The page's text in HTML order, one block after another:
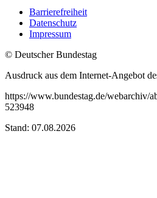
Barrierefreiheit
Datenschutz
Impressum
© Deutscher Bundestag
Ausdruck aus dem Internet-Angebot
https://www.bundestag.de/webarchiv/
523948
Stand: 07.08.2026